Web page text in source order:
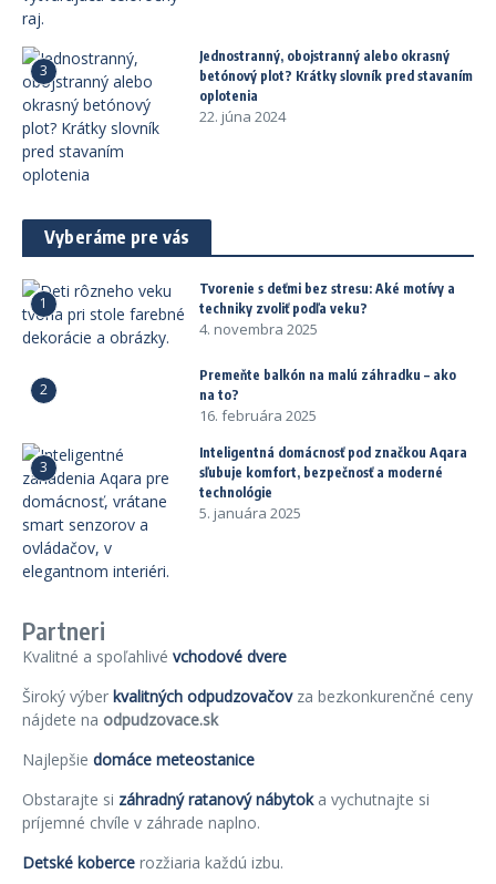
3
Jednostranný, obojstranný alebo okrasný
betónový plot? Krátky slovník pred stavaním
oplotenia
22. júna 2024
Vyberáme pre vás
1
Tvorenie s deťmi bez stresu: Aké motívy a
techniky zvoliť podľa veku?
4. novembra 2025
2
Premeňte balkón na malú záhradku – ako
na to?
16. februára 2025
3
Inteligentná domácnosť pod značkou Aqara
sľubuje komfort, bezpečnosť a moderné
technológie
5. januára 2025
Partneri
Kvalitné a spoľahlivé vchodové dvere
Široký výber kvalitných odpudzovačovza bezkonkurenčné ceny
nájdete na odpudzovace.sk
Najlepšie domáce meteostanice
Obstarajte si záhradný ratanový nábytoka vychutnajte si
príjemné chvíle v záhrade naplno.
Detské koberce rozžiaria každú izbu.